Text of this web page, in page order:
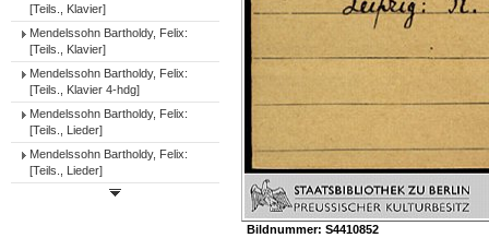
[Teils., Klavier]
Mendelssohn Bartholdy, Felix:
[Teils., Klavier]
Mendelssohn Bartholdy, Felix:
[Teils., Klavier 4-hdg]
Mendelssohn Bartholdy, Felix:
[Teils., Lieder]
Mendelssohn Bartholdy, Felix:
[Teils., Lieder]
Bildnummer:S4410852